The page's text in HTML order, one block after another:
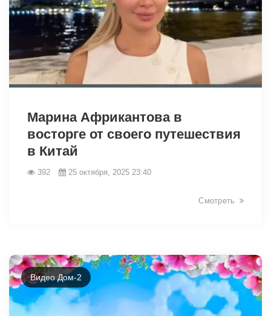
Марина Африкантова в
восторге от своего путешествия
в Китай
392 25 октября, 2025 23:40
Смотреть
Видео Дом-2